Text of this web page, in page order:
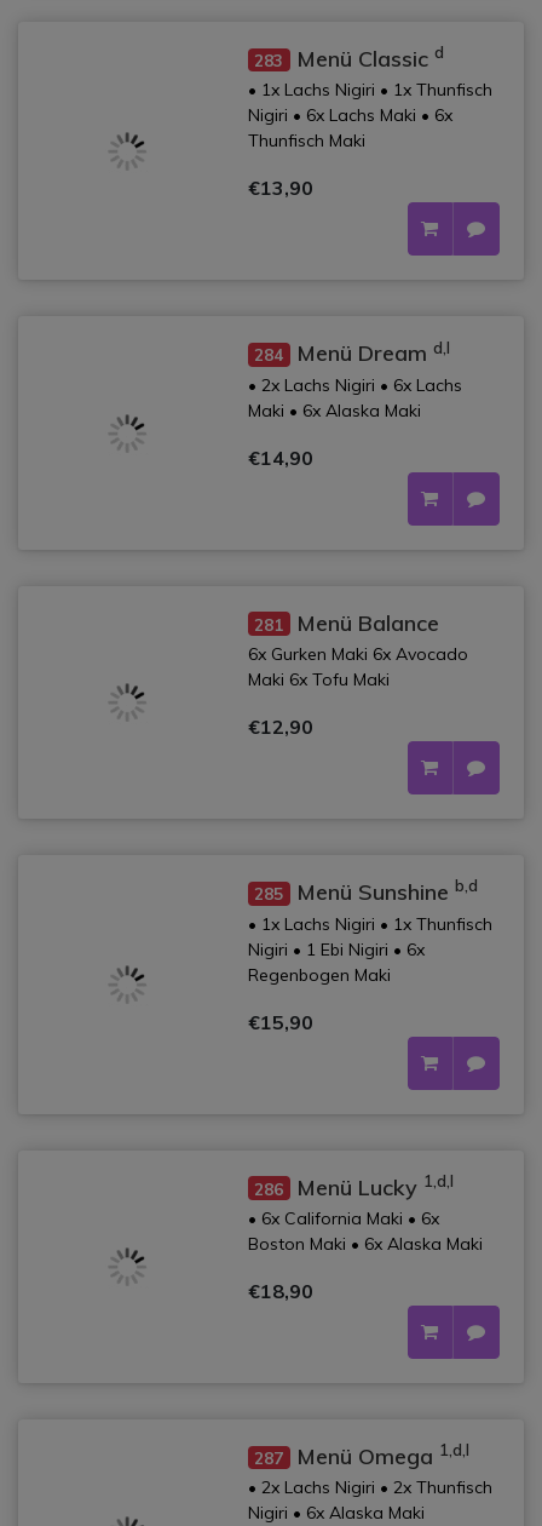
283 Menü Classic d
• 1x Lachs Nigiri • 1x Thunfisch
Nigiri • 6x Lachs Maki • 6x
Thunfisch Maki
€13,90
284 Menü Dream d,l
• 2x Lachs Nigiri • 6x Lachs
Maki • 6x Alaska Maki
€14,90
281 Menü Balance
6x Gurken Maki 6x Avocado
Maki 6x Tofu Maki
€12,90
285 Menü Sunshine b,d
• 1x Lachs Nigiri • 1x Thunfisch
Nigiri • 1 Ebi Nigiri • 6x
Regenbogen Maki
€15,90
286 Menü Lucky 1,d,l
• 6x California Maki • 6x
Boston Maki • 6x Alaska Maki
€18,90
287 Menü Omega 1,d,l
• 2x Lachs Nigiri • 2x Thunfisch
Nigiri • 6x Alaska Maki